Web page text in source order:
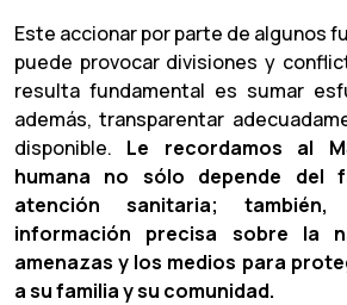
Este accionar por parte de algunos
puede provocar divisiones y
resulta fundamental es sumar
además, transparentar
disponible. Le recordamos al
humana no sólo depende del
atención sanitaria;
información precisa sobre la
amenazas y los medios para
a su familia y su comunidad.